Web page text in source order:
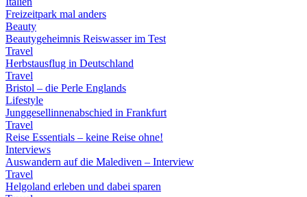
Freizeitpark mal anders
Beauty
Beautygeheimnis Reiswasser im Test
Travel
Herbstausflug in Deutschland
Travel
Bristol – die Perle Englands
Lifestyle
Junggesellinnenabschied in Frankfurt
Travel
Reise Essentials – keine Reise ohne!
Interviews
Auswandern auf die Malediven – Interview
Travel
Helgoland erleben und dabei sparen